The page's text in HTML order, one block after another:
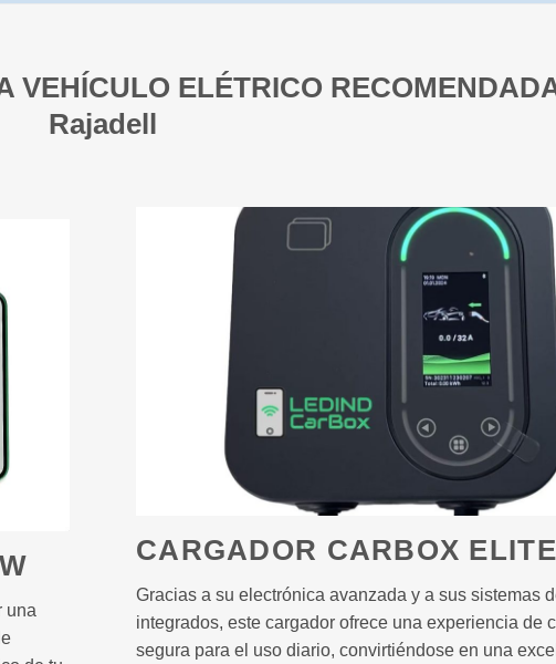
VEHÍCULO ELÉTRICO
Rajadell
una
CARGADOR CARBOX
Gracias a su electrónica avanzada y a sus sistemas
integrados, este cargador ofrece una experiencia de
segura para el uso diario, convirtiéndose en una